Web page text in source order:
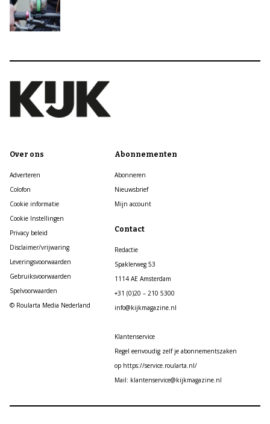
Over ons
Adverteren
Colofon
Cookie informatie
Cookie Instellingen
Privacy beleid
Disclaimer/vrijwaring
Leveringsvoorwaarden
Gebruiksvoorwaarden
Spelvoorwaarden
© Roularta Media Nederland
Abonnementen
Abonneren
Nieuwsbrief
Mijn account
Contact
Redactie
Spaklerweg 53
1114 AE Amsterdam
+31 (0)20 – 210 5300
info@kijkmagazine.nl
Klantenservice
Regel eenvoudig zelf je abonnementszaken
op https://service.roularta.nl/
Mail: klantenservice@kijkmagazine.nl